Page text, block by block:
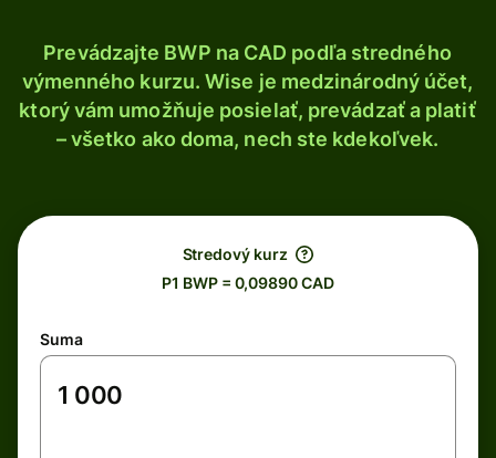
Prevádzajte BWP na CAD podľa stredného
výmenného kurzu. Wise je medzinárodný účet,
ktorý vám umožňuje posielať, prevádzať a platiť
– všetko ako doma, nech ste kdekoľvek.
Stredový kurz
P1 BWP = 0,09890 CAD
Suma